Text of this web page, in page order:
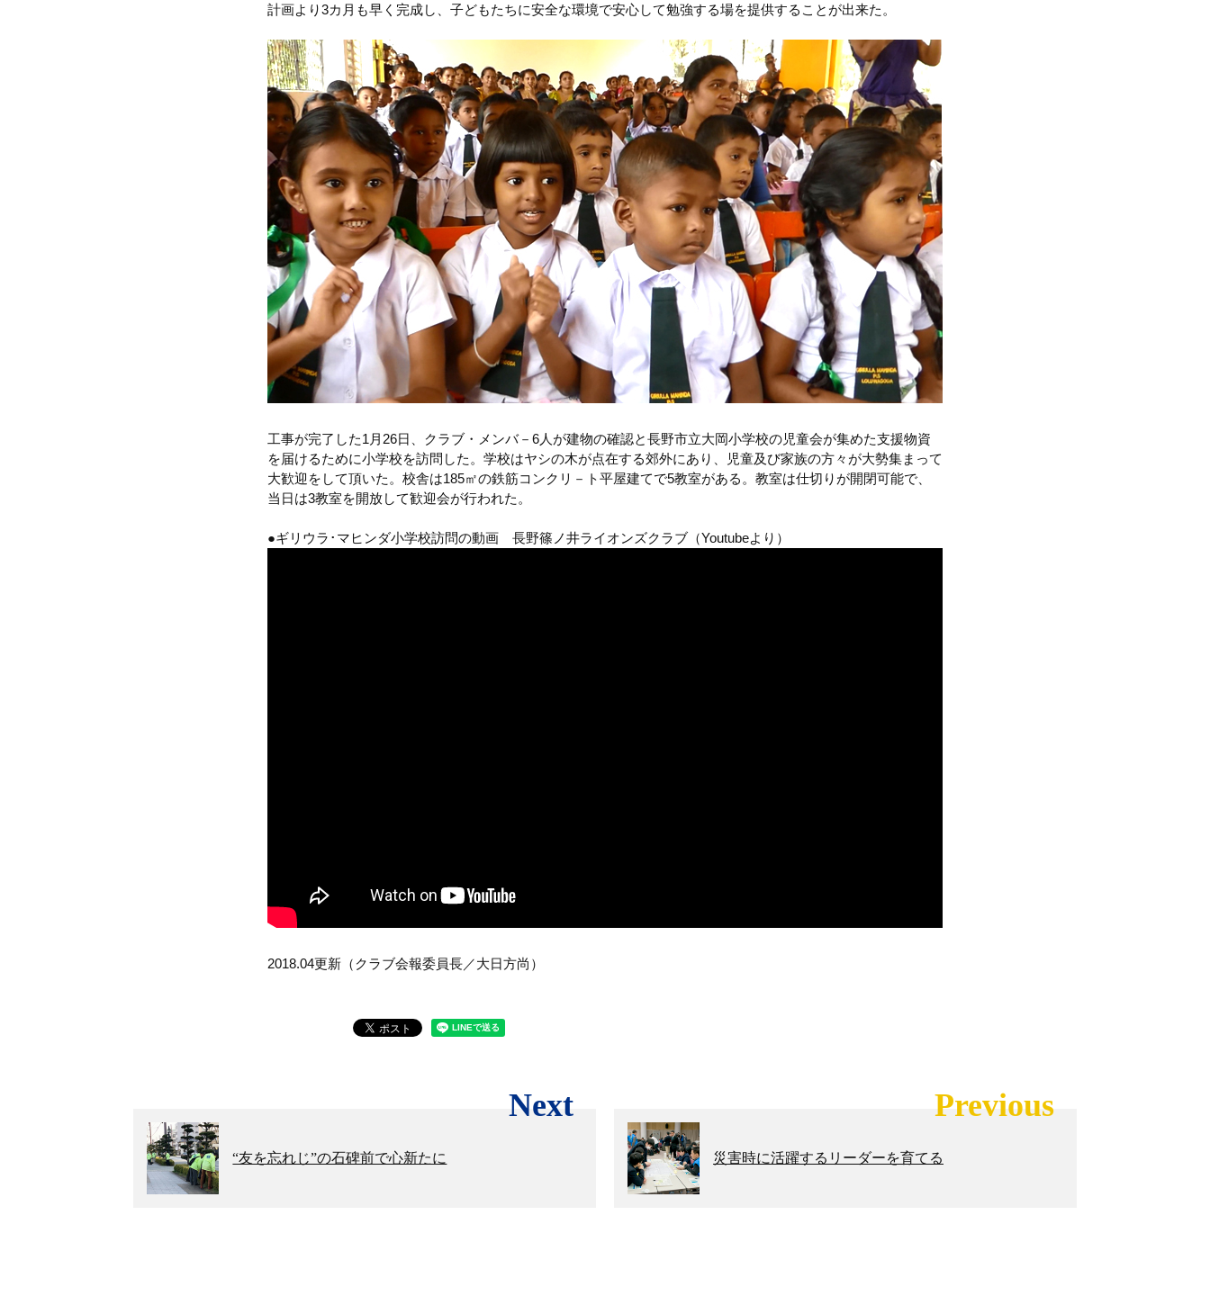
計画より3カ月も早く完成し、子どもたちに安全な環境で安心して勉強する場を提供することが出来た。
工事が完了した1月26日、クラブ・メンバ－6人が建物の確認と長野市立大岡小学校の児童会が集めた支援物資
を届けるために小学校を訪問した。学校はヤシの木が点在する郊外にあり、児童及び家族の方々が大勢集まって
大歓迎をして頂いた。校舎は185㎡の鉄筋コンクリ－ト平屋建てで5教室がある。教室は仕切りが開閉可能で、
当日は3教室を開放して歓迎会が行われた。
●ギリウラ･マヒンダ小学校訪問の動画 長野篠ノ井ライオンズクラブ（Youtubeより）
2018.04更新（クラブ会報委員長／大日方尚）
Next
“友を忘れじ”の石碑前で心新たに
Previous
災害時に活躍するリーダーを育てる